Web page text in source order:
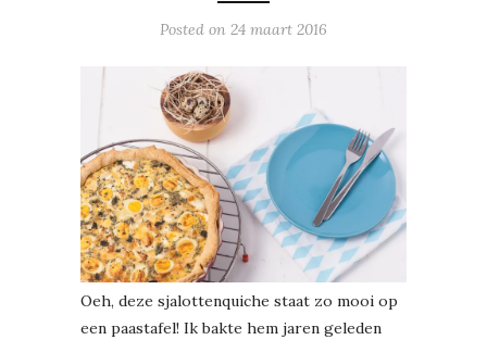
Posted on 24 maart 2016
Oeh, deze sjalottenquiche staat zo mooi op
een paastafel! Ik bakte hem jaren geleden